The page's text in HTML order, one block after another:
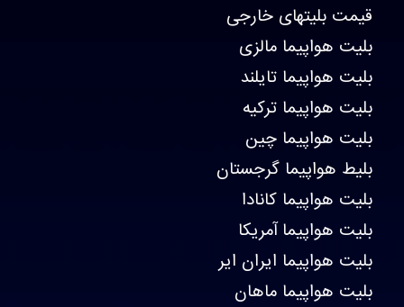
قیمت بلیتهای خارجی
بلیت هواپیما مالزی
بلیت هواپیما تایلند
بلیت هواپیما ترکیه
بلیت هواپیما چین
بلیط هواپیما گرجستان
بلیت هواپیما کانادا
بلیت هواپیما آمریکا
بلیت هواپیما ایران ایر
بلیت هواپیما ماهان